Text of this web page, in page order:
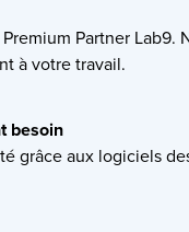
Partner Lab9.
à votre travail.
besoin
grâce aux logiciels